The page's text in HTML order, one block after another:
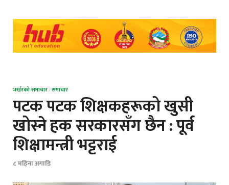
भर्खरको समाचार/समाचार
पटक पटक शिक्षकहरूको खुसी
खोस्ने हक सरकारसँग छैन : पूर्व
शिक्षामन्त्री भट्टराई
८ महिना अगाडि